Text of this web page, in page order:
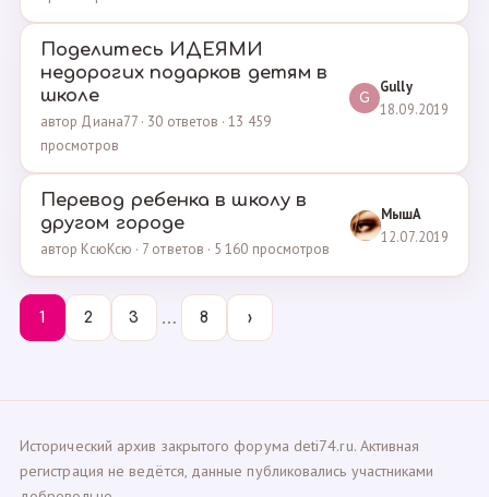
Поделитесь ИДЕЯМИ
недорогих подарков детям в
школе
автор Диана77 · 30 ответов · 13 459
просмотров
G
Gully
18.09.2019
Перевод ребенка в школу в
другом городе
автор КсюКсю · 7 ответов · 5 160 просмотров
МышА
12.07.2019
1 2 3 … 8 ›
Исторический архив закрытого форума deti74.ru. Активная
регистрация не ведётся, данные публиковались участниками